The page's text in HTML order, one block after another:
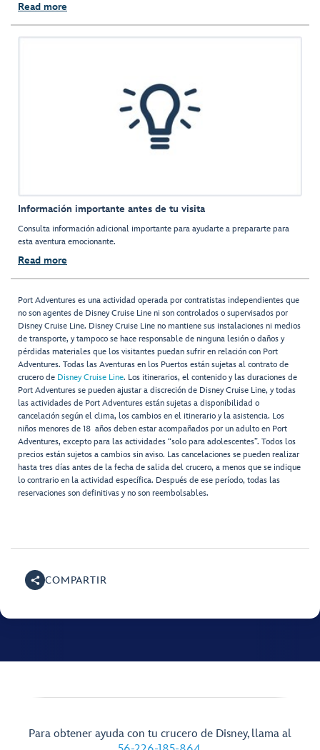
Read more
Información importante antes de tu visita
Consulta información adicional importante para ayudarte a prepararte para
esta aventura emocionante.
Read more
Port Adventures es una actividad operada por contratistas independientes que
no son agentes de Disney Cruise Line ni son controlados o supervisados por
Disney Cruise Line. Disney Cruise Line no mantiene sus instalaciones ni medios
de transporte, y tampoco se hace responsable de ninguna lesión o daños y
pérdidas materiales que los visitantes puedan sufrir en relación con Port
Adventures. Todas las Aventuras en los Puertos están sujetas al contrato de
crucero de Disney Cruise Line. Los itinerarios, el contenido y las duraciones de
Port Adventures se pueden ajustar a discreción de Disney Cruise Line, y todas
las actividades de Port Adventures están sujetas a disponibilidad o
cancelación según el clima, los cambios en el itinerario y la asistencia. Los
niños menores de 18 años deben estar acompañados por un adulto en Port
Adventures, excepto para las actividades “solo para adolescentes”. Todos los
precios están sujetos a cambios sin aviso. Las cancelaciones se pueden realizar
hasta tres días antes de la fecha de salida del crucero, a menos que se indique
lo contrario en la actividad específica. Después de ese período, todas las
reservaciones son definitivas y no son reembolsables.
COMPARTIR
Para obtener ayuda con tu crucero de Disney, llama al